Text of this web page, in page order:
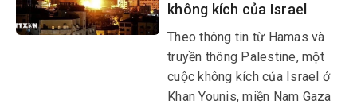
không kích của Israel
Theo thông tin từ Hamas và
truyền thông Palestine, một
cuộc không kích của Israel ở
Khan Younis, miền Nam Gaza